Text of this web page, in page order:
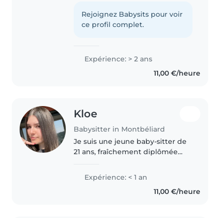
garde d'enfants, principalement
avec des enfants en bas âge,
Rejoignez Babysits pour voir
ce profil complet.
Expérience: > 2 ans
11,00 €/heure
Kloe
Babysitter in Montbéliard
Je suis une jeune baby-sitter de
21 ans, fraîchement diplômée
en formation CAP AEPE ( petite
enfance ). Bien que je n'aie pas
d'expérience professionnelle,..
Expérience: < 1 an
11,00 €/heure